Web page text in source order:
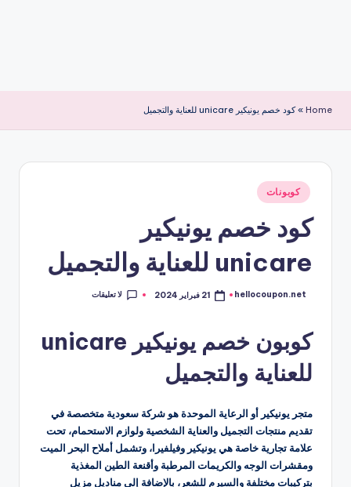
Home
»كود خصم يونيكير unicare للعناية والتجميل
نُشر
في
كوبونات
كود خصم يونيكير
unicare للعناية والتجميل
تمّ
hellocoupon.net 21 فبراير 2024 لا تعليقات
كوبون خصم يونيكير unicare
للعناية والتجميل
متجر يونيكير أو الرعاية الموحدة هو شركة سعودية متخصصة في
تقديم منتجات التجميل والعناية الشخصية ولوازم الاستحمام، تحت
علامة تجارية خاصة هي يونيكير وفيلفيرا، وتشمل أملاح البحر الميت
ومقشرات الوجه والكريمات المرطبة وأقنعة الطين المغذية
بتركيبات مختلفة والسيرم للشعر، بالإضافة إلى مناديل مزيل